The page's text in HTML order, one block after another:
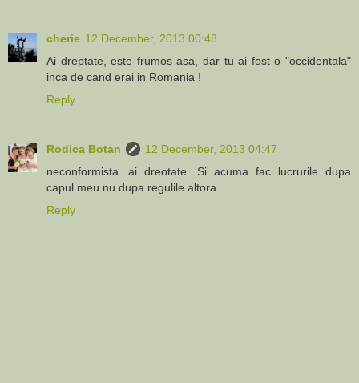
cherie 12 December, 2013 00:48
Ai dreptate, este frumos asa, dar tu ai fost o "occidentala"
inca de cand erai in Romania !
Reply
Rodica Botan
12 December, 2013 04:47
neconformista...ai dreotate. Si acuma fac lucrurile dupa
capul meu nu dupa regulile altora...
Reply